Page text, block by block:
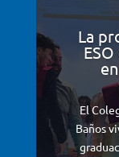
La
El
Baños